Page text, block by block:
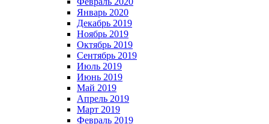
Январь 2020
Декабрь 2019
Ноябрь 2019
Октябрь 2019
Сентябрь 2019
Июль 2019
Июнь 2019
Май 2019
Апрель 2019
Март 2019
Февраль 2019